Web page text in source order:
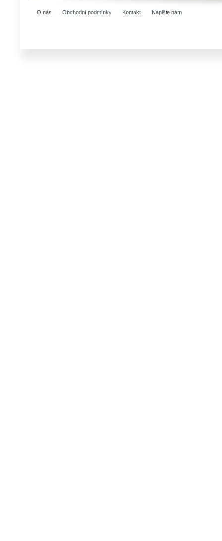
O nás Obchodní podmínky Kontakt Napište nám